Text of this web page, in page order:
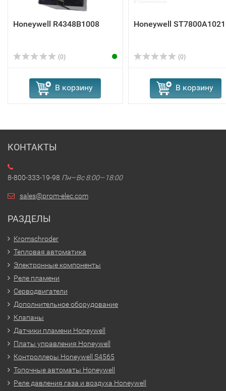
Honeywell R4348B1008
(0)
В корзину
Honeywell ST7800A1021
(0)
В корзину
КОНТАКТЫ
8-800-333-19-98 Пн—Вс 8:00—18:00
sales@prom-elec.com
РАЗДЕЛЫ
Kromschroder
Тепловая автоматика
Электронные компоненты
Реле пламени
Серводвигатели
Дополнительное оборудование
Клапаны
Датчики пламени Honeywell
Платы управления Honeywell
Контроллеры Honeywell S4565
Топочные автоматы Honeywell
Реле давления газа и воздуха Honeywell